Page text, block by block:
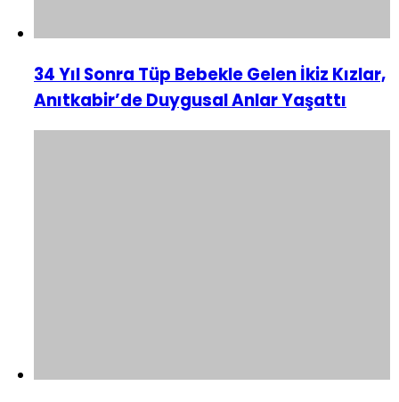
34 Yıl Sonra Tüp Bebekle Gelen İkiz Kızlar,
Anıtkabir’de Duygusal Anlar Yaşattı